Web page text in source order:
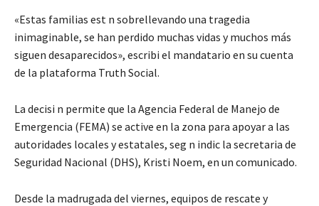
«Estas familias est n sobrellevando una tragedia
inimaginable, se han perdido muchas vidas y muchos más
siguen desaparecidos», escribi el mandatario en su cuenta
de la plataforma Truth Social.
La decisi n permite que la Agencia Federal de Manejo de
Emergencia (FEMA) se active en la zona para apoyar a las
autoridades locales y estatales, seg n indic la secretaria de
Seguridad Nacional (DHS), Kristi Noem, en un comunicado.
Desde la madrugada del viernes, equipos de rescate y